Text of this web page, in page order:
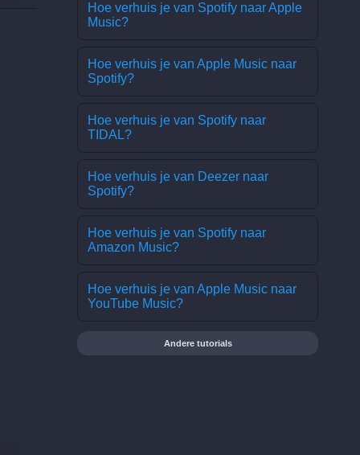
Hoe verhuis je van Spotify naar Apple
Music?
Hoe verhuis je van Apple Music naar
Spotify?
Hoe verhuis je van Spotify naar
TIDAL?
Hoe verhuis je van Deezer naar
Spotify?
Hoe verhuis je van Spotify naar
Amazon Music?
Hoe verhuis je van Apple Music naar
YouTube Music?
Andere tutorials